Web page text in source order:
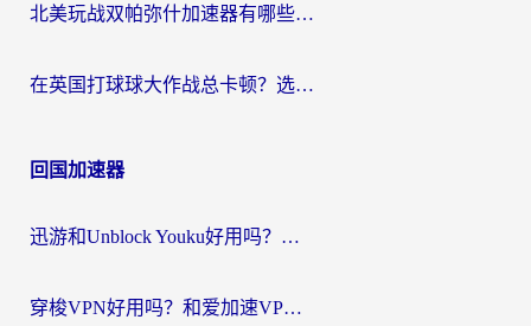
北美玩战双帕弥什加速器有哪些？海外党亲测好用的国服加速指南
在英国打球球大作战总卡顿？选对加速器让你告别延迟（附实测攻略）
回国加速器
迅游和Unblock Youku好用吗？海外党亲测：3个维度教你选对回国加速器
穿梭VPN好用吗？和爱加速VPN对比哪个回国效果更好？海外党必看的实用指南